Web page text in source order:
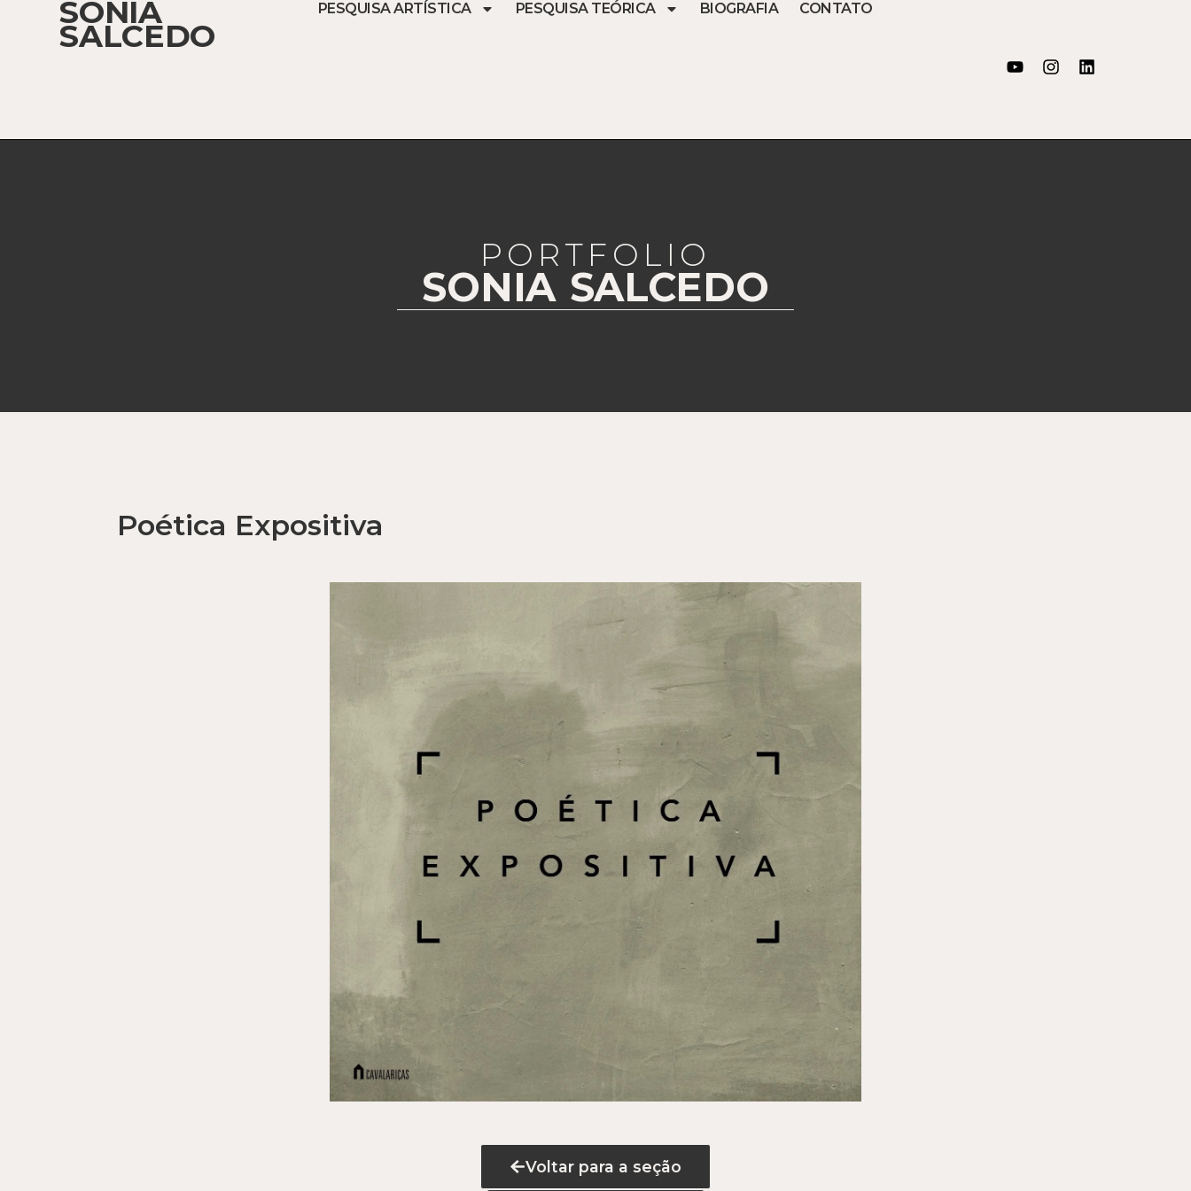
SONIA
SALCEDO
PESQUISA ARTÍSTICA PESQUISA TEÓRICA BIOGRAFIA CONTATO
PORTFOLIO
SONIA SALCEDO
Poética Expositiva
Voltar para a seção